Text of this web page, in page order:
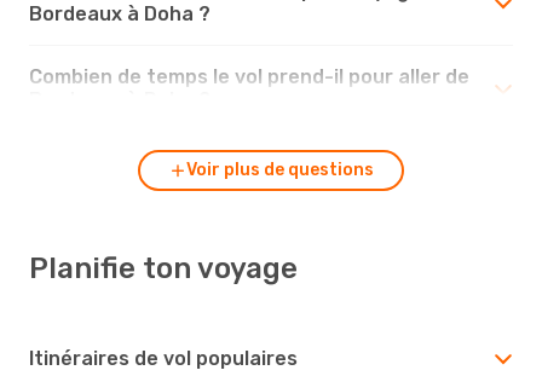
Bordeaux à Doha ?
Combien de temps le vol prend-il pour aller de
Voir plus de questions
Planifie ton voyage
Itinéraires de vol populaires